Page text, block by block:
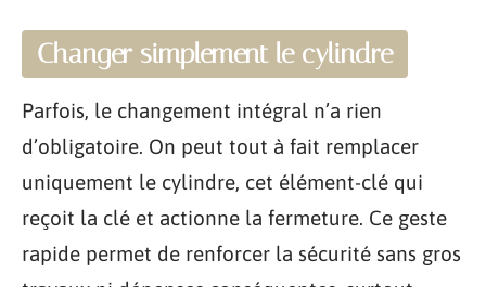
Changer simplement le cylindre
Parfois, le changement intégral n’a rien
d’obligatoire. On peut tout à fait remplacer
uniquement le cylindre, cet élément-clé qui
reçoit la clé et actionne la fermeture. Ce geste
rapide permet de renforcer la sécurité sans gros